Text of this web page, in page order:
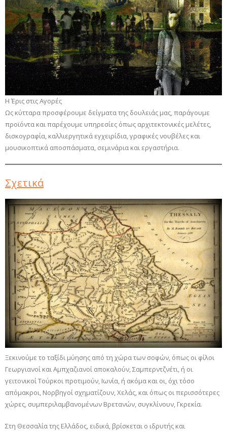
H Έρις στις Αγορές
Ως κύτταρα προσφέρουμε δείγματα της δουλειάς μας, παράγουμε
προϊόντα και παρέχουμε υπηρεσίες όπως αρχιτεκτονικές μελέτες,
δισκογραφία, καλλιεργητικά εγχειρίδια, γραφικές νουβέλες και
μουσικοπτικά αποσπάσματα, σεμινάρια και εργαστήρια.
Σχετικά
Ξεκινούμε το ταξίδι μύησης από τη χώρα των σοφών, όπως οι φίλοι
Γεωργιανοί και Αμπχαζιανοί αποκαλούν, Σαμπερντζνέτι, ή οι
γειτονικοί Τούρκοι προτιμούν, Ιωνία, ή ακόμα και οι, όχι τόσο
απόμακροι, Νορβηγοί σχηματίζουν, Χελάς, και όπως οι περισσότερες
χώρες, συμπεριλαμβανομένων Βρετανών, συγκλίνουν, Γκρεκία.
Στη Θεσσαλία της Ελλάδος, ειδικά, βρίσκεται ο ιδρυτής και